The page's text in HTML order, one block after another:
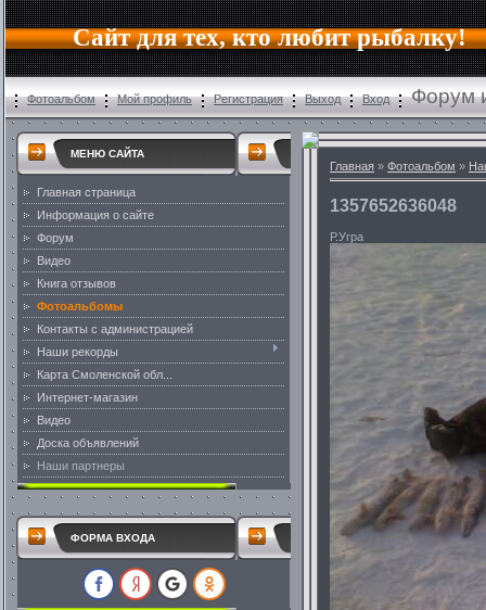
Сайт для тех, кто любит рыбалку!
Фотоальбом Мой профиль Регистрация Выход Вход Форум
МЕНЮ САЙТА
Главная страница
Информация о сайте
Форум
Видео
Книга отзывов
Фотоальбомы
Контакты с администрацией
Наши рекорды
Карта Смоленской обл...
Интернет-магазин
Видео
Доска объявлений
Наши партнеры
ФОРМА ВХОДА
Главная » Фотоальбом »
1357652636048
Р.Угра